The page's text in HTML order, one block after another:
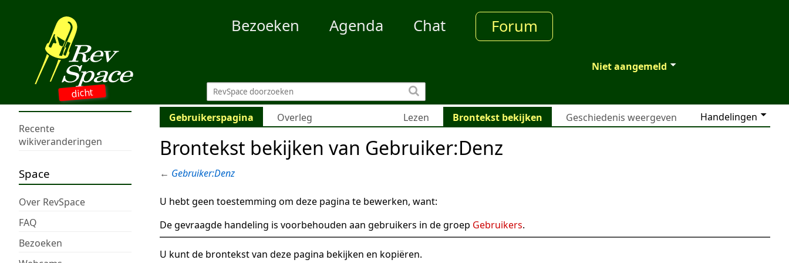
dicht
Bezoeken Agenda Chat Forum
Niet aangemeld
Recente
wikiveranderingen
Space
Over RevSpace
FAQ
Bezoeken
Gebruikerspagina Overleg Handelingen
Lezen Brontekst bekijken Geschiedenis weergeven
Brontekst bekijken van Gebruiker:Denz
← Gebruiker:Denz
U hebt geen toestemming om deze pagina te bewerken, want:
De gevraagde handeling is voorbehouden aan gebruikers in de groep Gebruikers.
U kunt de brontekst van deze pagina bekijken en kopiëren.